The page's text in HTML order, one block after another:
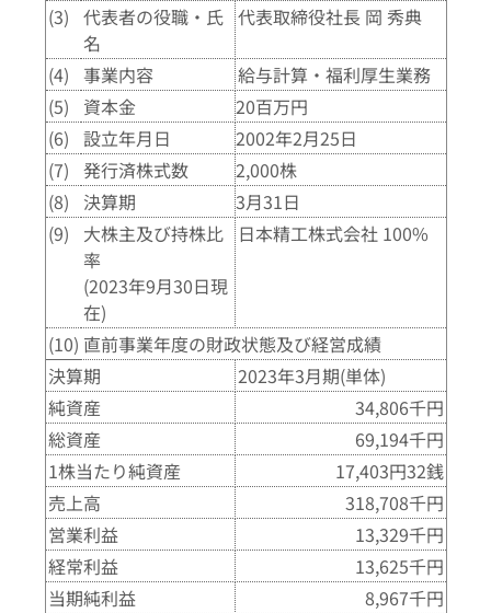
(3) 代表者の役職・氏
名
代表取締役社長 岡 秀典
(4) 事業内容
給与計算・福利厚生業務
(5)
資本金
20百万円
(6) 設立年月日
2002年2月25日
(7) 発行済株式数
2,000株
(8)
決算期
3月31日
(9)
大株主及び持株比
率
(2023年9月30日現
在)
日本精工株式会社 100%
(10) 直前事業年度の財政状態及び経営成績
決算期
2023年3月期(単体)
純資産
34,806千円
総資産
69,194千円
1株当たり純資産
17,403円32銭
売上高
318,708千円
営業利益
13,329千円
経常利益
13,625千円
当期純利益
8,967千円